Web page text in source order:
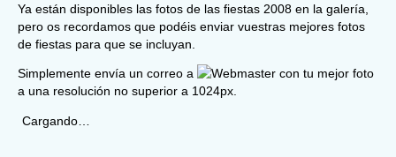
Ya están disponibles las fotos de las fiestas 2008 en la galería,
pero os recordamos que podéis enviar vuestras mejores fotos
de fiestas para que se incluyan.
Simplemente envía un correo a
con tu mejor foto
a una resolución no superior a 1024px.
Cargando…